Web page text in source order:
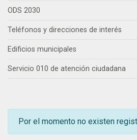
ODS 2030
Teléfonos y direcciones de interés
Edificios municipales
Servicio 010 de atención ciudadana
Por el momento no existen